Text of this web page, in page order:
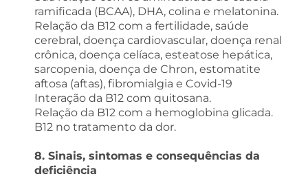
ramificada (BCAA), DHA, colina e melatonina.
Relação da B12 com a fertilidade, saúde
cerebral, doença cardiovascular, doença renal
crônica, doença celíaca, esteatose hepática,
sarcopenia, doença de Chron, estomatite
aftosa (aftas), fibromialgia e Covid-19
Interação da B12 com quitosana.
Relação da B12 com a hemoglobina glicada.
B12 no tratamento da dor.
8. Sinais, sintomas e consequências da
deficiência